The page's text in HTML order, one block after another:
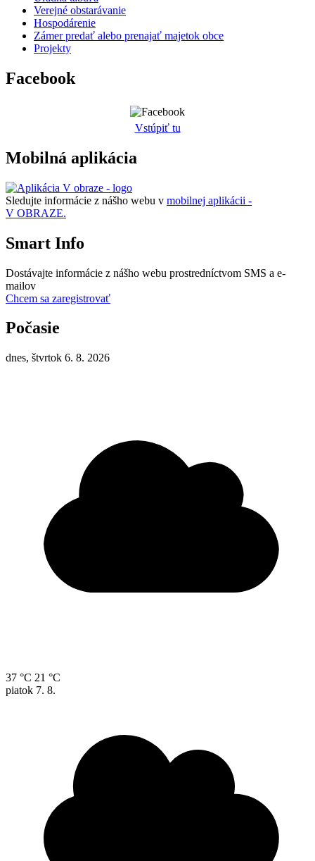
Verejné obstarávanie
Hospodárenie
Zámer predať alebo prenajať majetok obce
Projekty
Facebook
Vstúpiť tu
Mobilná aplikácia
Sledujte informácie z nášho webu v mobilnej aplikácii -
V OBRAZE.
Smart Info
Dostávajte informácie z nášho webu prostredníctvom SMS a e-
mailov
Chcem sa zaregistrovať
Počasie
dnes, štvrtok 6. 8. 2026
37 °C 21 °C
piatok 7. 8.